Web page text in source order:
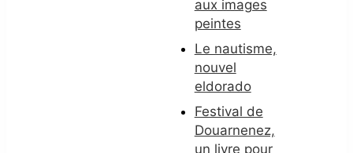
aux images
peintes
Le nautisme,
nouvel
eldorado
Festival de
Douarnenez,
un livre pour